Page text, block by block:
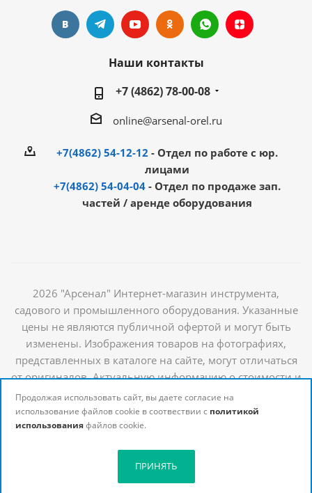
Наши контакты
+7 (4862) 78-00-08
online@arsenal-orel.ru
+7(4862) 54-12-12 - Отдел по работе с юр.
лицами
+7(4862) 54-04-04 - Отдел по продаже зап.
частей / аренде оборудования
2026 "Арсенал" Интернет-магазин инструмента,
садового и промышленного оборудования. Указанные
цены не являются публичной офертой и могут быть
изменены. Изображения товаров на фотографиях,
представленных в каталоге на сайте, могут отличаться
от оригиналов. Актуальную информацию о стоимости и
наличии товаров можно получить у наших
менеджеров
Продолжая использовать сайт, вы даете согласие на
использование файлов cookie в соотвествии с политикой
использованияфайлов cookie.
ПРИНЯТЬ